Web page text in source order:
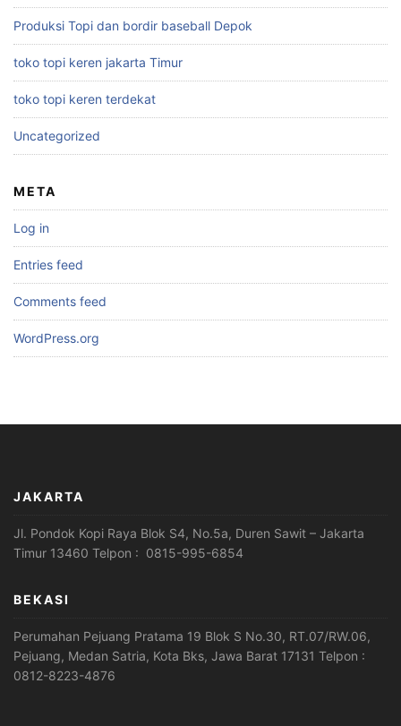
Produksi Topi dan bordir baseball Depok
toko topi keren jakarta Timur
toko topi keren terdekat
Uncategorized
META
Log in
Entries feed
Comments feed
WordPress.org
JAKARTA
Jl. Pondok Kopi Raya Blok S4, No.5a, Duren Sawit – Jakarta
Timur 13460 Telpon : 0815-995-6854
BEKASI
Perumahan Pejuang Pratama 19 Blok S No.30, RT.07/RW.06,
Pejuang, Medan Satria, Kota Bks, Jawa Barat 17131 Telpon :
0812-8223-4876